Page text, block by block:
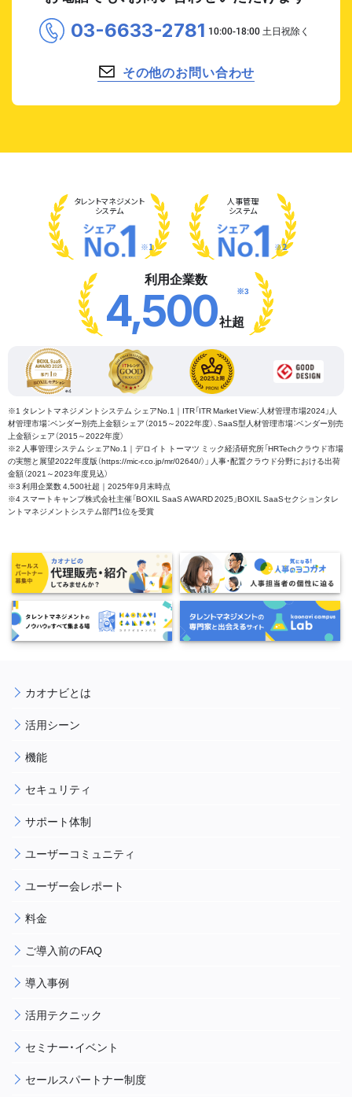
03-6633-2781
その他のお問い合わせ
タレントマネジメント
システム
※1
人事管理
システム
※2
利用企業数
4,500社超
※3
※1 タレントマネジメントシステム シェアNo.1｜ITR「ITR Market View：人材管理市場2024」人
材管理市場：ベンダー別売上金額シェア（2015～2022年度）、SaaS型人材管理市場：ベンダー別売
上金額シェア（2015～2022年度）
※2 人事管理システム シェアNo.1｜デロイト トーマツ ミック経済研究所「HRTechクラウド市場
の実態と展望2022年度版（https://mic-r.co.jp/mr/02640/）」 人事・配置クラウド分野における出荷
金額（2021～2023年度見込）
※3 利用企業数 4,500社超｜2025年9月末時点
※4 スマートキャンプ株式会社主催「BOXIL SaaS AWARD 2025」BOXIL SaaSセクションタレ
ントマネジメントシステム部門1位を受賞
カオナビとは
活用シーン
機能
セキュリティ
サポート体制
ユーザーコミュニティ
ユーザー会レポート
料金
ご導入前のFAQ
導入事例
活用テクニック
セミナー・イベント
セールスパートナー制度